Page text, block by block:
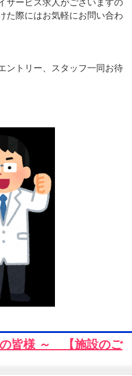
た際にはお気軽にお問い合わ
ントリー、スタッフ一同お待
皆様 ～ 【施設のご